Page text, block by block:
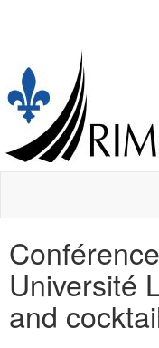
Université
and